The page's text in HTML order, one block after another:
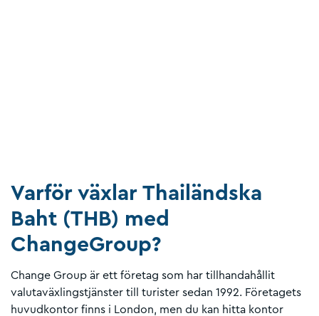
Varför växlar Thailändska
Baht (THB) med
ChangeGroup?
Change Group är ett företag som har tillhandahållit
valutaväxlingstjänster till turister sedan 1992. Företagets
huvudkontor finns i London, men du kan hitta kontor